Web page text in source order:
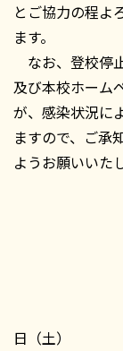
とご協力の程よ
ます。
なお、登校停
及び本校ホーム
が、感染状況に
ますので、ご承
ようお願いいた
措 置
対象学
閉鎖期
日（土）